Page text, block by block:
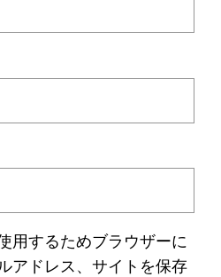
用するためブラウザーに
アドレス、サイトを保存